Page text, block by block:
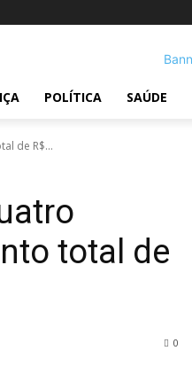
POLÍTICA SAÚDE
de R$...
total de
0